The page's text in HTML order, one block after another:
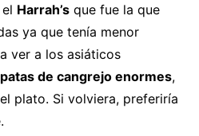
Harrah’sque fue la que
ya que tenía menor
ver a los asiáticos
patas de cangrejo enormes,
plato. Si volviera, preferiría